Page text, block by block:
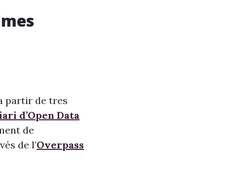
partir de tres
d’Open Data
de
de l’Overpass